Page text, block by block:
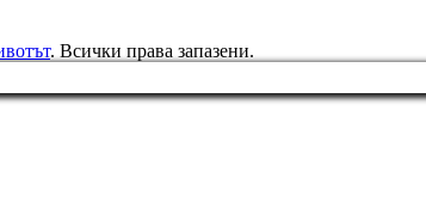
. Всички права запазени.